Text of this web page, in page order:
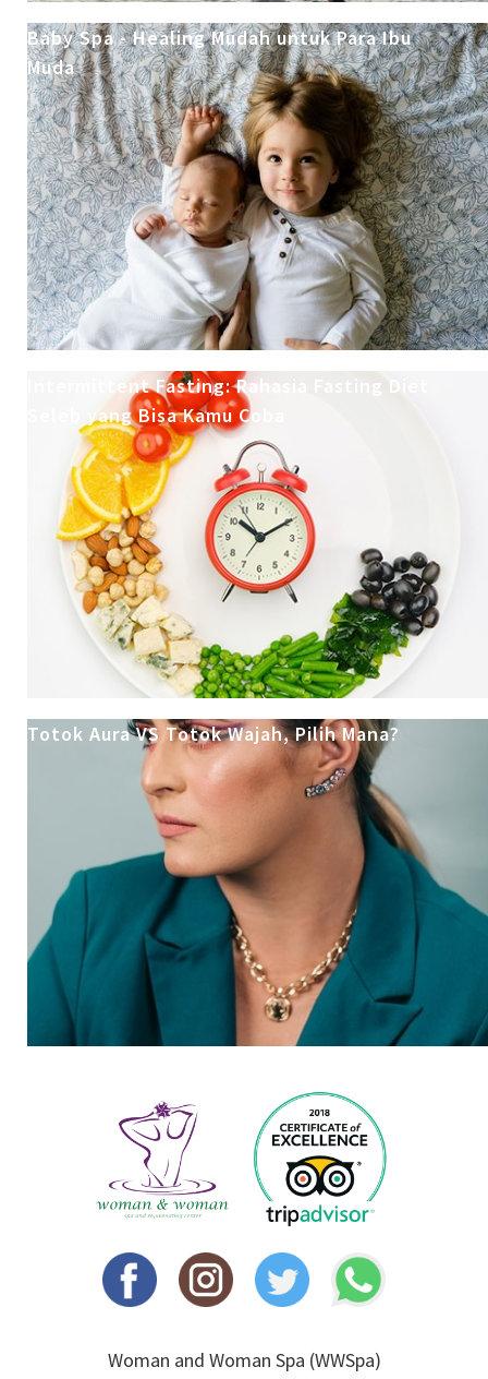
Baby Spa - Healing Mudah untuk Para Ibu
Muda
Intermittent Fasting: Rahasia Fasting Diet
Seleb yang Bisa Kamu Coba
Totok Aura VS Totok Wajah, Pilih Mana?
Woman and Woman Spa (WWSpa)